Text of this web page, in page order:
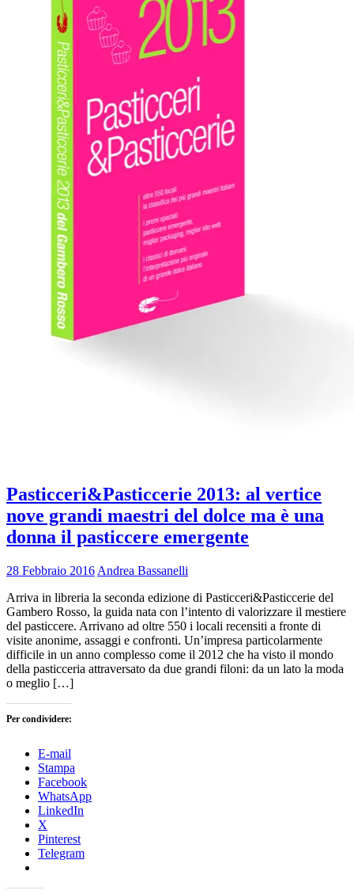
Pasticceri&Pasticcerie 2013: al vertice
nove grandi maestri del dolce ma è una
donna il pasticcere emergente
28 Febbraio 2016 Andrea Bassanelli
Arriva in libreria la seconda edizione di Pasticceri&Pasticcerie del
Gambero Rosso, la guida nata con l’intento di valorizzare il mestiere
del pasticcere. Arrivano ad oltre 550 i locali recensiti a fronte di
visite anonime, assaggi e confronti. Un’impresa particolarmente
difficile in un anno complesso come il 2012 che ha visto il mondo
della pasticceria attraversato da due grandi filoni: da un lato la moda
o meglio […]
Per condividere:
E-mail
Stampa
Facebook
WhatsApp
LinkedIn
X
Pinterest
Telegram